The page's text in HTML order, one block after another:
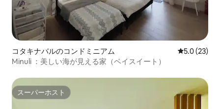
コタキナバルのコンドミニアム レビュー23
5.0 (23)
Minuli ：美しい海が見える家（ベイスイート）
スーパーホスト
スーパーホスト